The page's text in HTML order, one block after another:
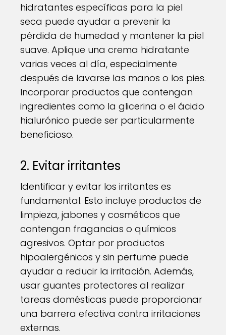
hidratantes específicas para la piel
seca puede ayudar a prevenir la
pérdida de humedad y mantener la piel
suave. Aplique una crema hidratante
varias veces al día, especialmente
después de lavarse las manos o los pies.
Incorporar productos que contengan
ingredientes como la glicerina o el ácido
hialurónico puede ser particularmente
beneficioso.
2. Evitar irritantes
Identificar y evitar los irritantes es
fundamental. Esto incluye productos de
limpieza, jabones y cosméticos que
contengan fragancias o químicos
agresivos. Optar por productos
hipoalergénicos y sin perfume puede
ayudar a reducir la irritación. Además,
usar guantes protectores al realizar
tareas domésticas puede proporcionar
una barrera efectiva contra irritaciones
externas.